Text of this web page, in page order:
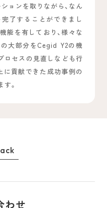
ョンを取りながら、なん
了することができまし
能を有しており、様々な
大部分をCegid Y2の機
ロセスの見直しなども行
に貢献できた成功事例の
。
わせ